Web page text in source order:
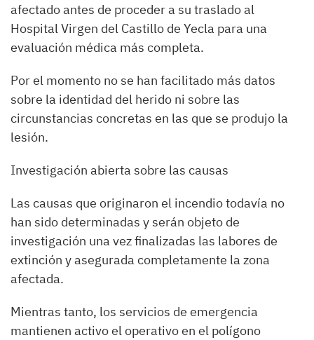
afectado antes de proceder a su traslado al
Hospital Virgen del Castillo de Yecla para una
evaluación médica más completa.
Por el momento no se han facilitado más datos
sobre la identidad del herido ni sobre las
circunstancias concretas en las que se produjo la
lesión.
Investigación abierta sobre las causas
Las causas que originaron el incendio todavía no
han sido determinadas y serán objeto de
investigación una vez finalizadas las labores de
extinción y asegurada completamente la zona
afectada.
Mientras tanto, los servicios de emergencia
mantienen activo el operativo en el polígono